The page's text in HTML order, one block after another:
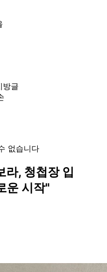
방글
없습니다
라, 청첩장 입
운 시작"